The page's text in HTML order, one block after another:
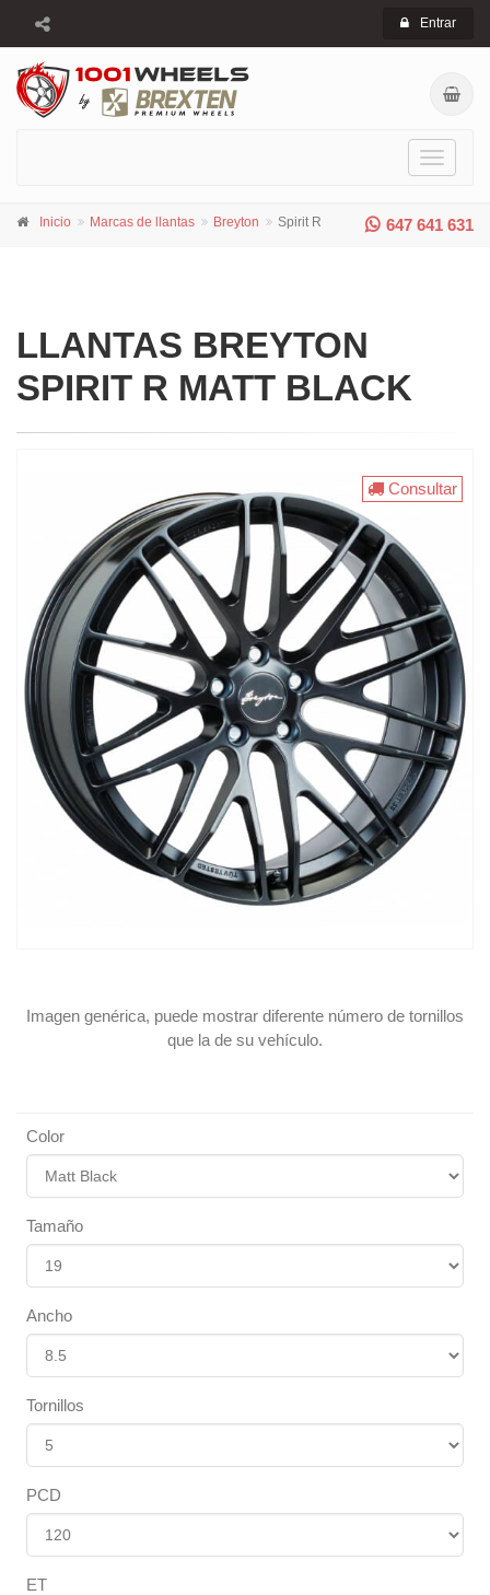
Entrar
Toggle
647 641 631
Inicio Marcas de llantas Breyton Spirit R
LLANTAS BREYTON
SPIRIT R MATT BLACK
Imagen genérica, puede mostrar diferente número de tornillos
que la de su vehículo.
Consultar
Color
Tamaño
Ancho
Tornillos
PCD
ET